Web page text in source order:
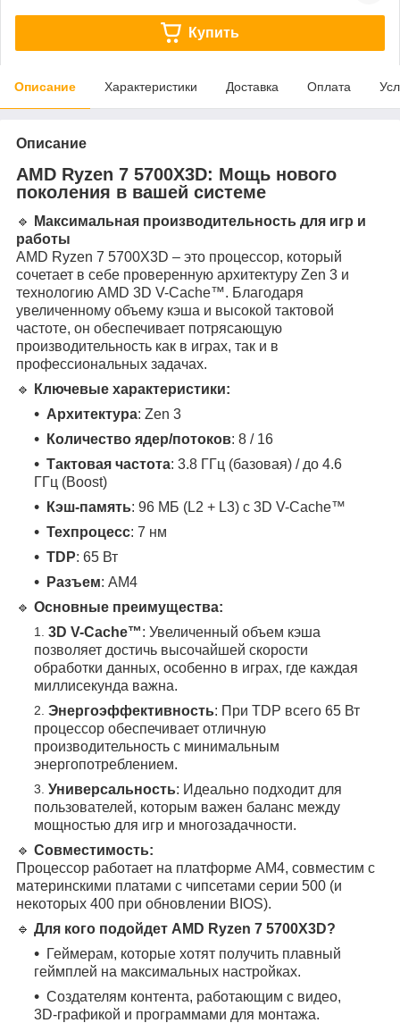
Купить
Описание Характеристики Доставка Оплата
Описание
AMD Ryzen 7 5700X3D: Мощь нового
поколения в вашей системе
🔹
Максимальная производительность для игр и
работы
AMD Ryzen 7 5700X3D – это процессор, который
сочетает в себе проверенную архитектуру Zen 3 и
технологию AMD 3D V-Cache™. Благодаря
увеличенному объему кэша и высокой тактовой
частоте, он обеспечивает потрясающую
производительность как в играх, так и в
профессиональных задачах.
🔹
Ключевые характеристики:
Архитектура: Zen 3
Количество ядер/потоков: 8 / 16
Тактовая частота: 3.8 ГГц (базовая) / до 4.6
ГГц (Boost)
Кэш-память: 96 МБ (L2 + L3) с 3D V-Cache™
Техпроцесс: 7 нм
TDP: 65 Вт
Разъем: AM4
🔹 Основные преимущества:
3D V-Cache™: Увеличенный объем кэша
позволяет достичь высочайшей скорости
обработки данных, особенно в играх, где каждая
миллисекунда важна.
Энергоэффективность: При TDP всего 65 Вт
процессор обеспечивает отличную
производительность с минимальным
энергопотреблением.
Универсальность: Идеально подходит для
пользователей, которым важен баланс между
мощностью для игр и многозадачности.
🔹 Совместимость:
Процессор работает на платформе AM4, совместим с
материнскими платами с чипсетами серии 500 (и
некоторых 400 при обновлении BIOS).
🔹 Для кого подойдет AMD Ryzen 7 5700X3D?
Геймерам, которые хотят получить плавный
геймплей на максимальных настройках.
Создателям контента, работающим с видео,
3D-графикой и программами для монтажа.